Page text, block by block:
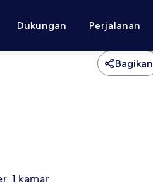
Dukungan Perjalanan
Bagikan